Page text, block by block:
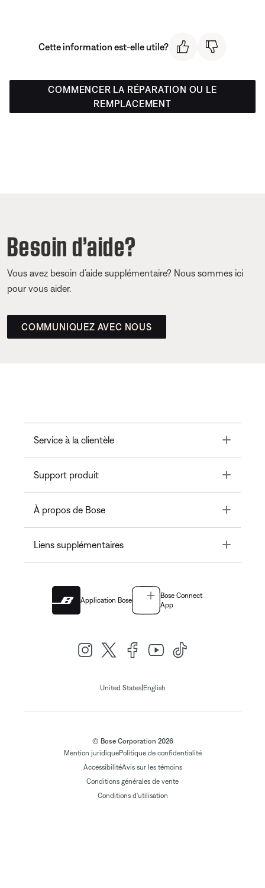
Cette information est-elle utile?
COMMENCER LA RÉPARATION OU LE
REMPLACEMENT
Besoin d’aide?
Vous avez besoin d’aide supplémentaire? Nous sommes ici
pour vous aider.
COMMUNIQUEZ AVEC NOUS
Service à la clientèle Toggle
Support produit Toggle
À propos de Bose Toggle
Liens supplémentaires Toggle
Application Bose
Bose Connect
App
United States|English
© Bose Corporation 2026
Mention juridiquePolitique de confidentialité
AccessibilitéAvis sur les témoins
Conditions générales de vente
Conditions d'utilisation